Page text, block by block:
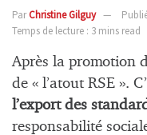
ParChristine Gilguy
Temps de lecture : 3 mins read
Après la promotion
de « l’atout RSE ».
l’export des
responsabilité